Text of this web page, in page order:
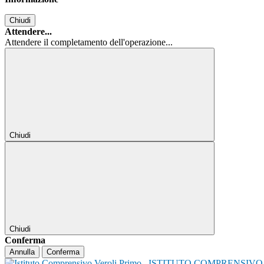
Chiudi
Attendere...
Attendere il completamento dell'operazione...
Chiudi
Chiudi
Conferma
Annulla Conferma